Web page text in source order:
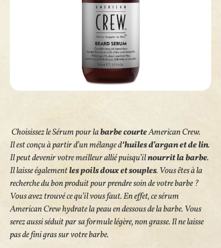
Choisissez le Sérum pour labarbe courteAmerican Crew.
Il est conçu à partir d’un mélange d‘huiles d’argan et de lin.
Il peut devenir votre meilleur allié puisqu’ilnourrit la barbe.
Il laisse égalementles poils doux et souples. Vous êtes à la
recherche du bon produit pour prendre soin de votre barbe ?
Vous avez trouvé ce qu’il vous faut. En effet, ce sérum
American Crew hydrate la peau en dessous de la barbe. Vous
serez aussi séduit par sa formule légère, non grasse. Il ne laisse
pas de fini gras sur votre barbe.